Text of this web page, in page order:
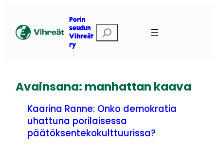
Porin
seudun
Vihreät
ry
t
Avainsana: manhattan kaava
Kaarina Ranne: Onko demokratia
uhattuna porilaisessa
päätöksentekokulttuurissa?